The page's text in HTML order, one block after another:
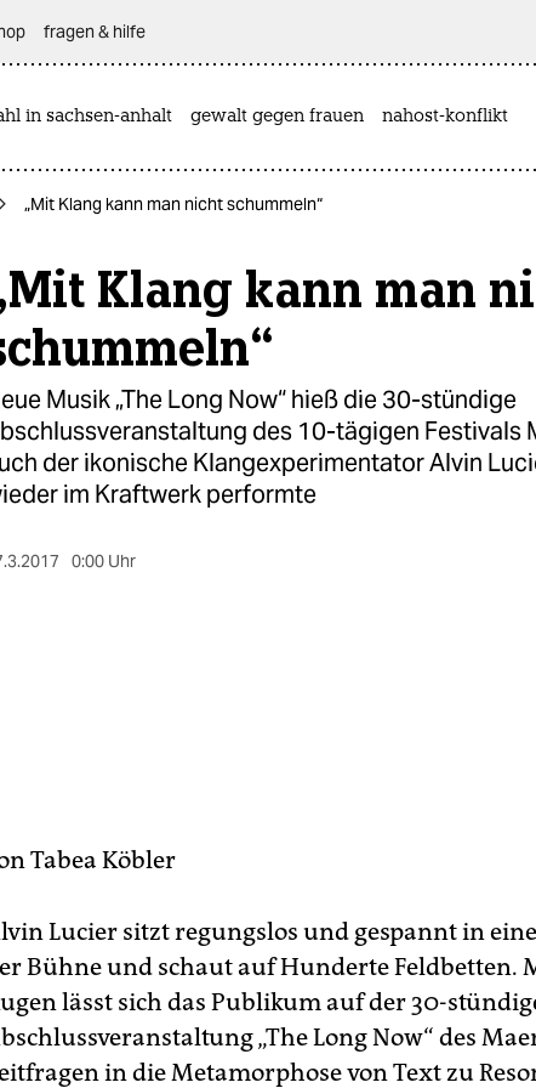
fragen & hilfe
in sachsen-anhalt gewalt gegen frauen nahost-konflikt
„Mit Klang kann man nicht schummeln“
Klang kann man
Musik „The Long Now“ hieß die 30-stündige
des 10-tägigen Festivals
der ikonische Klangexperimentator Alvin
im Kraftwerk performte
0:00 Uhr
Tabea Köbler
Lucier sitzt regungslos und gespannt in
Bühne und schaut auf Hunderte Feldbetten.
lässt sich das Publikum auf der 30-
„The Long Now“ des
in die Metamorphose von Text zu